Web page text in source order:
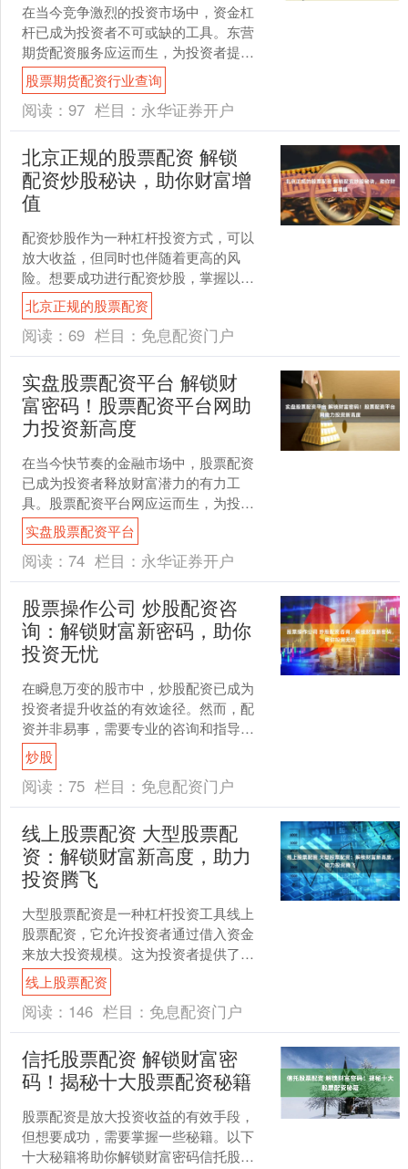
在当今竞争激烈的投资市场中，资金杠
杆已成为投资者不可或缺的工具。东营
期货配资服务应运而生，为投资者提供
资金杠杆股票期货配资行业查询，助力
其投资腾飞。 配资平台提....
股票期货配资行业查询
阅读： 97 栏目： 永华证券开户
北京正规的股票配资 解锁
配资炒股秘诀，助你财富增
值
配资炒股作为一种杠杆投资方式，可以
放大收益，但同时也伴随着更高的风
险。想要成功进行配资炒股，掌握以下
秘诀至关重要： * **资金杠杆：**配资平
台提供资金杠杆，....
北京正规的股票配资
阅读： 69 栏目： 免息配资门户
实盘股票配资平台 解锁财
富密码！股票配资平台网助
力投资新高度
在当今快节奏的金融市场中，股票配资
已成为投资者释放财富潜力的有力工
具。股票配资平台网应运而生，为投资
者提供了便捷、高效的配资服务，助力
他们攀登投资高峰。 对于有....
实盘股票配资平台
阅读： 74 栏目： 永华证券开户
股票操作公司 炒股配资咨
询：解锁财富新密码，助你
投资无忧
在瞬息万变的股市中，炒股配资已成为
投资者提升收益的有效途径。然而，配
资并非易事，需要专业的咨询和指导。
深圳股票配资平台通常提供灵活的杠杆
倍数，从 1:1 到 ....
炒股
阅读： 75 栏目： 免息配资门户
线上股票配资 大型股票配
资：解锁财富新高度，助力
投资腾飞
大型股票配资是一种杠杆投资工具线上
股票配资，它允许投资者通过借入资金
来放大投资规模。这为投资者提供了获
得更高回报的潜力，但也伴随着更高的
风险。 原油期货配资是一....
线上股票配资
阅读： 146 栏目： 免息配资门户
信托股票配资 解锁财富密
码！揭秘十大股票配资秘籍
股票配资是放大投资收益的有效手段，
但想要成功，需要掌握一些秘籍。以下
十大秘籍将助你解锁财富密码信托股票